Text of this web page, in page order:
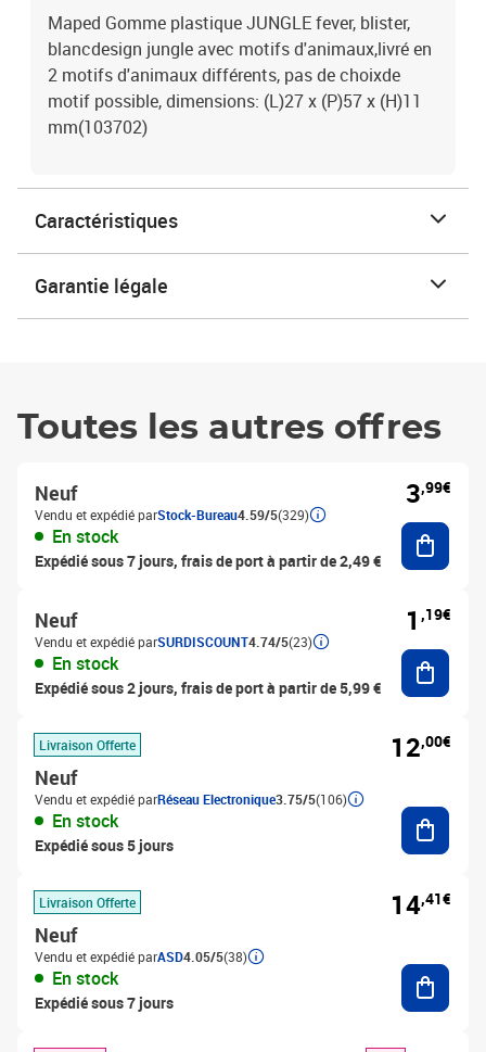
Maped Gomme plastique JUNGLE fever, blister,
blancdesign jungle avec motifs d'animaux,livré en
2 motifs d'animaux différents, pas de choixde
motif possible, dimensions: (L)27 x (P)57 x (H)11
mm(103702)
Caractéristiques
Garantie légale
Toutes les autres offres
Neuf
Vendu et expédié parStock-Bureau4.59/5(329)
En stock
Expédié sous 7 jours, frais de port à partir de 2,49 €
3,99€
Neuf
Vendu et expédié parSURDISCOUNT4.74/5(23)
En stock
Expédié sous 2 jours, frais de port à partir de 5,99 €
1 ,19€
Livraison Offerte
Neuf
Vendu et expédié parRéseau Electronique3.75/5(106)
En stock
Expédié sous 5 jours
12,00€
Livraison Offerte
Neuf
Vendu et expédié parASD4.05/5(38)
En stock
Expédié sous 7 jours
14,41€